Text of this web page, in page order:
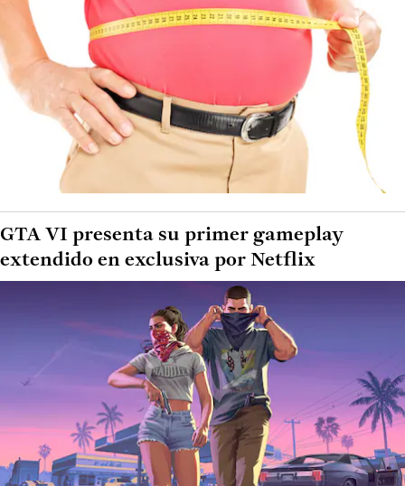
GTA VI presenta su primer gameplay
extendido en exclusiva por Netflix